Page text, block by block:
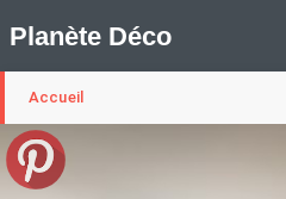
Planète Déco
🛍︎ Shop Planète Déco
Accueil